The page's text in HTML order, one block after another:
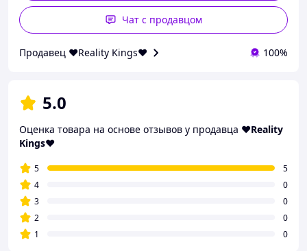
Чат с продавцом
Продавец ❤️Reality Kings❤️ 100%
5.0
Оценка товара на основе отзывов у продавца ❤️Reality
Kings❤️
5
5
4
0
3
0
2
0
1
0